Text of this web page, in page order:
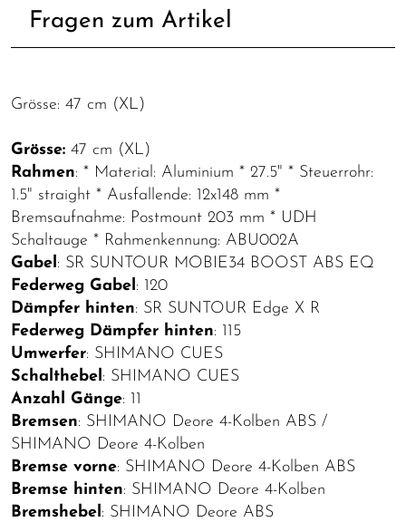
Fragen zum Artikel
Grösse: 47 cm (XL)
Grösse: 47 cm (XL)
Rahmen: * Material: Aluminium * 27.5" * Steuerrohr:
1.5" straight * Ausfallende: 12x148 mm *
Bremsaufnahme: Postmount 203 mm * UDH
Schaltauge * Rahmenkennung: ABU002A
Gabel: SR SUNTOUR MOBIE34 BOOST ABS EQ
Federweg Gabel: 120
Dämpfer hinten: SR SUNTOUR Edge X R
Federweg Dämpfer hinten: 115
Umwerfer: SHIMANO CUES
Schalthebel: SHIMANO CUES
Anzahl Gänge: 11
Bremsen: SHIMANO Deore 4-Kolben ABS /
SHIMANO Deore 4-Kolben
Bremse vorne: SHIMANO Deore 4-Kolben ABS
Bremse hinten: SHIMANO Deore 4-Kolben
Bremshebel: SHIMANO Deore ABS